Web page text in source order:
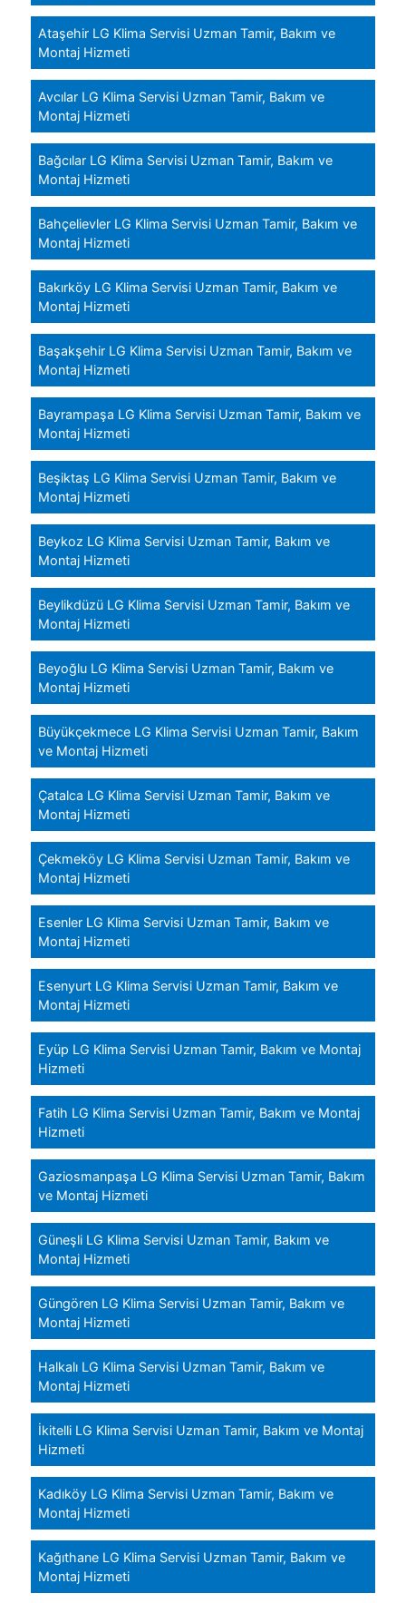
Ataşehir LG Klima Servisi Uzman Tamir, Bakım ve
Montaj Hizmeti
Avcılar LG Klima Servisi Uzman Tamir, Bakım ve
Montaj Hizmeti
Bağcılar LG Klima Servisi Uzman Tamir, Bakım ve
Montaj Hizmeti
Bahçelievler LG Klima Servisi Uzman Tamir, Bakım ve
Montaj Hizmeti
Bakırköy LG Klima Servisi Uzman Tamir, Bakım ve
Montaj Hizmeti
Başakşehir LG Klima Servisi Uzman Tamir, Bakım ve
Montaj Hizmeti
Bayrampaşa LG Klima Servisi Uzman Tamir, Bakım ve
Montaj Hizmeti
Beşiktaş LG Klima Servisi Uzman Tamir, Bakım ve
Montaj Hizmeti
Beykoz LG Klima Servisi Uzman Tamir, Bakım ve
Montaj Hizmeti
Beylikdüzü LG Klima Servisi Uzman Tamir, Bakım ve
Montaj Hizmeti
Beyoğlu LG Klima Servisi Uzman Tamir, Bakım ve
Montaj Hizmeti
Büyükçekmece LG Klima Servisi Uzman Tamir, Bakım
ve Montaj Hizmeti
Çatalca LG Klima Servisi Uzman Tamir, Bakım ve
Montaj Hizmeti
Çekmeköy LG Klima Servisi Uzman Tamir, Bakım ve
Montaj Hizmeti
Esenler LG Klima Servisi Uzman Tamir, Bakım ve
Montaj Hizmeti
Esenyurt LG Klima Servisi Uzman Tamir, Bakım ve
Montaj Hizmeti
Eyüp LG Klima Servisi Uzman Tamir, Bakım ve Montaj
Hizmeti
Fatih LG Klima Servisi Uzman Tamir, Bakım ve Montaj
Hizmeti
Gaziosmanpaşa LG Klima Servisi Uzman Tamir, Bakım
ve Montaj Hizmeti
Güneşli LG Klima Servisi Uzman Tamir, Bakım ve
Montaj Hizmeti
Güngören LG Klima Servisi Uzman Tamir, Bakım ve
Montaj Hizmeti
Halkalı LG Klima Servisi Uzman Tamir, Bakım ve
Montaj Hizmeti
İkitelli LG Klima Servisi Uzman Tamir, Bakım ve Montaj
Hizmeti
Kadıköy LG Klima Servisi Uzman Tamir, Bakım ve
Montaj Hizmeti
Kağıthane LG Klima Servisi Uzman Tamir, Bakım ve
Montaj Hizmeti